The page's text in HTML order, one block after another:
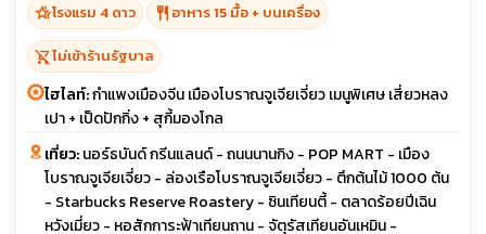
hotel_classโรงแรม 4 ดาว restaurant อาหาร 15 มื้อ + บนเครื่อง
shopping_cart_offไม่เข้าร้านรัฐบาล
ไฮไลท์:กำแพงเมืองจีน เมืองโบราณจูเจียเจี่ยว เมนูพิเศษ เสี่ยวหลง
เปา + เป็ดปักกิ่ง + สุกี้มองโกล
เที่ยว:นอร์ธบันด์ กรีนแลนด์ - ถนนนานกิง - POP MART - เมือง
โบราณจูเจียเจี่ยว - ล่องเรือโบราณจูเจียเจี่ยว - ตึกต้นไม้ 1000 ต้น
- Starbucks Reserve Roastery - ซินเทียนตี้ - ตลาดร้อยปีเฉิน
หวังเมี่ยว - หอสักการะฟ้าเทียนถาน - จัตุรัสเทียนอันเหมิน -